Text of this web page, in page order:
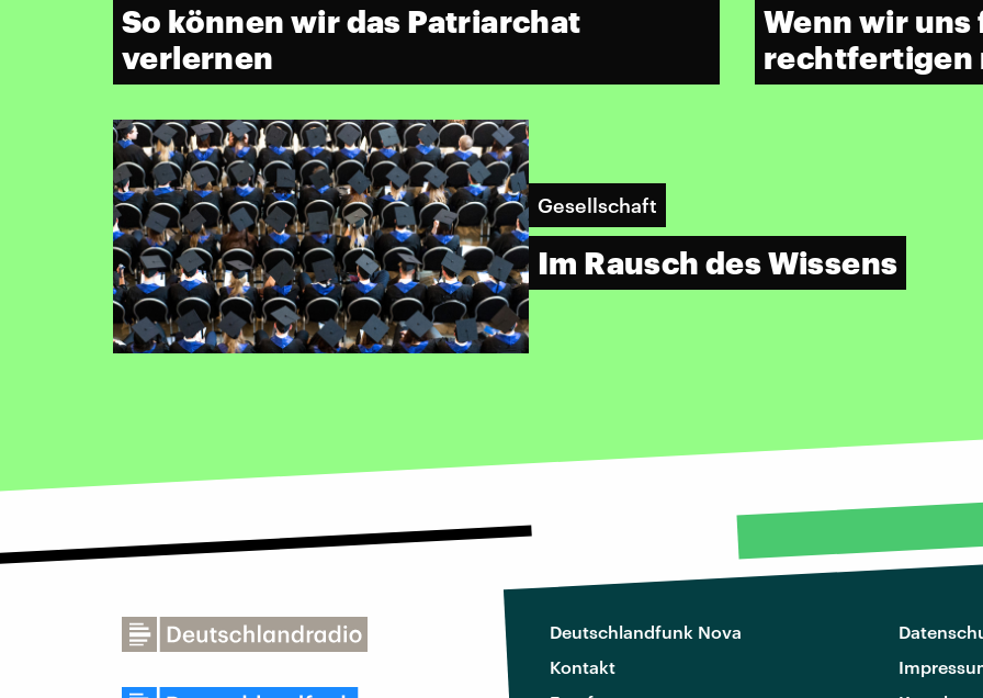
So können wir das Patriarchat
verlernen
Wenn wir
rechtfertigen
Gesellschaft
Im Rausch des Wissens
Deutschlandfunk Nova
Kontakt